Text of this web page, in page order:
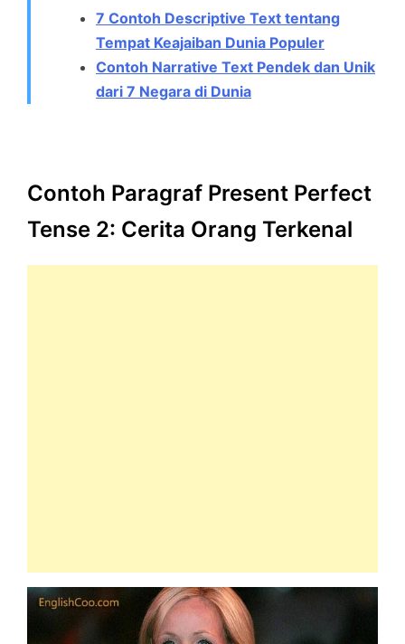
7 Contoh Descriptive Text tentang
Tempat Keajaiban Dunia Populer
Contoh Narrative Text Pendek dan Unik
dari 7 Negara di Dunia
Contoh Paragraf Present Perfect
Tense 2: Cerita Orang Terkenal